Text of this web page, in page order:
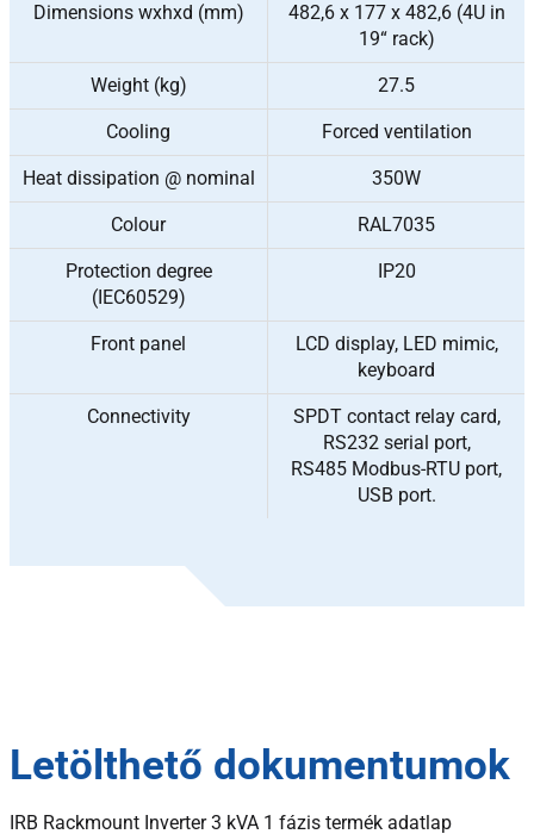
Dimensions wxhxd (mm)
482,6 x 177 x 482,6 (4U in
19“ rack)
Weight (kg) 27.5
Cooling Forced ventilation
Heat dissipation @ nominal 350W
Colour RAL7035
Protection degree
(IEC60529)
IP20
Front panel
LCD display, LED mimic,
keyboard
Connectivity
SPDT contact relay card,
RS232 serial port,
RS485 Modbus-RTU port,
USB port.
Letölthető dokumentumok
IRB Rackmount Inverter 3 kVA 1 fázis termék adatlap